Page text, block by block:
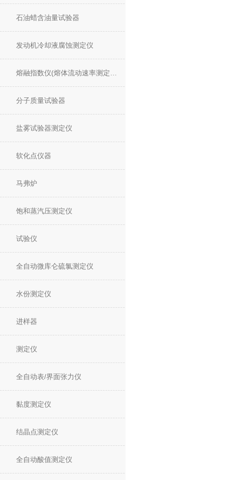
石油蜡含油量试验器
发动机冷却液腐蚀测定仪
分子质量试验器
盐雾试验器测定仪
软化点仪器
马弗炉
饱和蒸汽压测定仪
试验仪
全自动微库仑硫氯测定仪
水份测定仪
进样器
测定仪
全自动表/界面张力仪
黏度测定仪
结晶点测定仪
全自动酸值测定仪